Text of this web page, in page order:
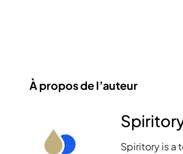
À propos de l’auteur
Spiritory is a